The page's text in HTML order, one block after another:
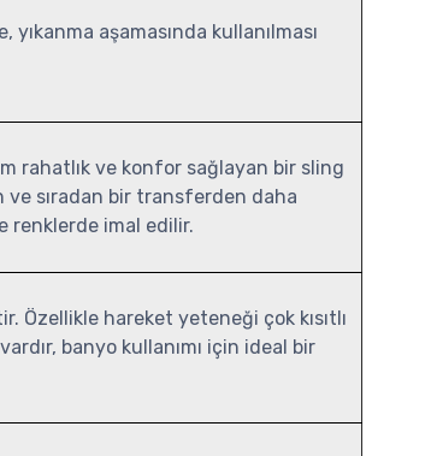
aşamasında kullanılması
rahatlık ve konfor sağlayan bir sling
ve sıradan bir transferden daha
renklerde imal edilir.
Özellikle hareket yeteneği çok kısıtlı
banyo kullanımı için ideal bir